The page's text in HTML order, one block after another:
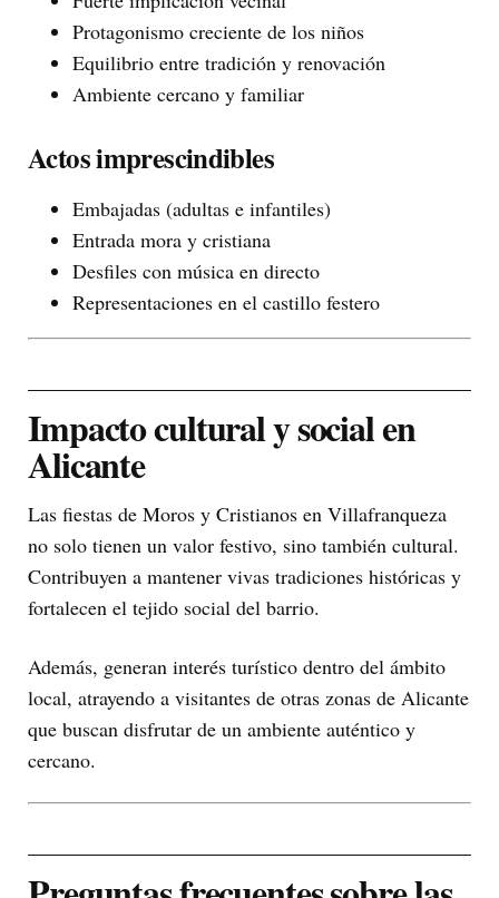
Protagonismo creciente de los niños
Equilibrio entre tradición y renovación
Ambiente cercano y familiar
Actos imprescindibles
Embajadas (adultas e infantiles)
Entrada mora y cristiana
Desfiles con música en directo
Representaciones en el castillo festero
Impacto cultural y social en
Alicante
Las fiestas de Moros y Cristianos en Villafranqueza
no solo tienen un valor festivo, sino también cultural.
Contribuyen a mantener vivas tradiciones históricas y
fortalecen el tejido social del barrio.
Además, generan interés turístico dentro del ámbito
local, atrayendo a visitantes de otras zonas de Alicante
que buscan disfrutar de un ambiente auténtico y
cercano.